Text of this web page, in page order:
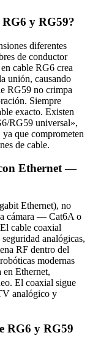
RG6 y RG59?
diferentes
de conductor
cable RG6 crea
unión, causando
RG59 no crimpa
Siempre
exacto. Existen
RG59 universal»,
que comprometen
de cable.
Ethernet —
Ethernet), no
cámara — Cat6A o
cable coaxial
analógicas,
RF dentro del
modernas
en Ethernet,
El coaxial sigue
analógico y
RG6 y RG59